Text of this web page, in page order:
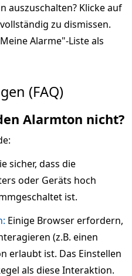
auszuschalten? Klicke auf
zu dismissen.
Alarme"-Liste als
(FAQ)
Alarmton nicht?
sicher, dass die
oder Geräts hoch
ist.
Einige Browser erfordern,
(z.B. einen
erlaubt ist. Das Einstellen
als diese Interaktion.